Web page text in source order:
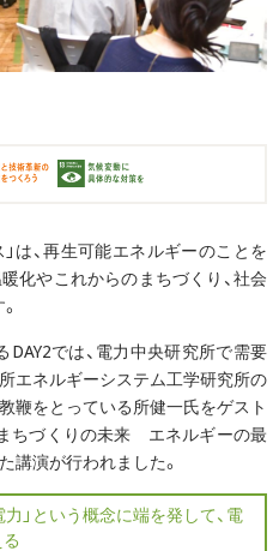
は、再生可能エネルギーのことを
化やこれからのまちづくり、社会
では、電力中央研究所で需要
エネルギーシステム工学研究所の
鞭をとっている所健一氏をゲスト
ちづくりの未来 エネルギーの最
講演が行われました。
力」という概念に端を発して、電